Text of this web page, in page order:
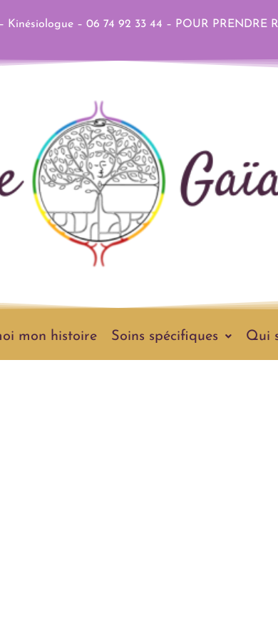
Kinésiologue – 06 74 92 33 44 – POUR PRENDRE
mon histoire Soins spécifiques Qui